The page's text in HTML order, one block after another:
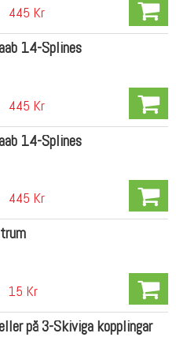
445 Kr
14-Splines
445 Kr
14-Splines
445 Kr
15 Kr
på 3-Skiviga kopplingar